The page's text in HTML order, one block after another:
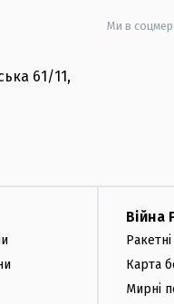
61/11,
Ми в
Війна
Карта
Мирні